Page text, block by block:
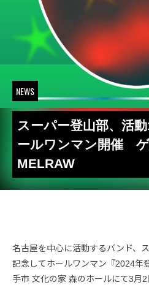
NEWS
スーパー登山部、活
ールワンマン開催 ゲ
MELRAW
名古屋を中心に活動するバンド、
記念してホールワンマン『2024年
手市 文化の家 森のホールにて3月